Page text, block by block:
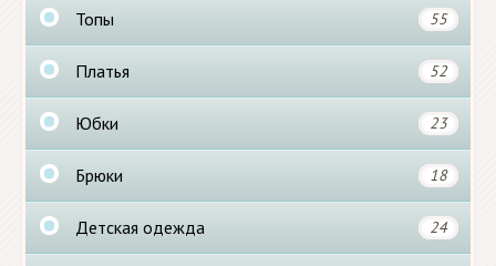
Топы 55
Платья 52
Юбки 23
Брюки 18
Детская одежда 24